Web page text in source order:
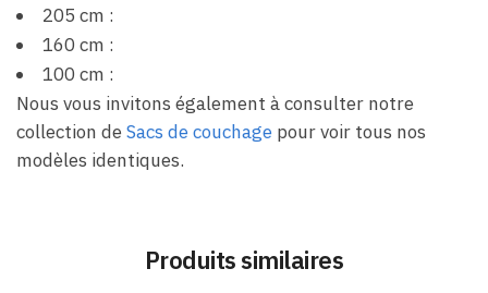
205 cm :
160 cm :
100 cm :
Nous vous invitons également à consulter notre
collection deSacs de couchage pour voir tous nos
modèles identiques.
Produits similaires